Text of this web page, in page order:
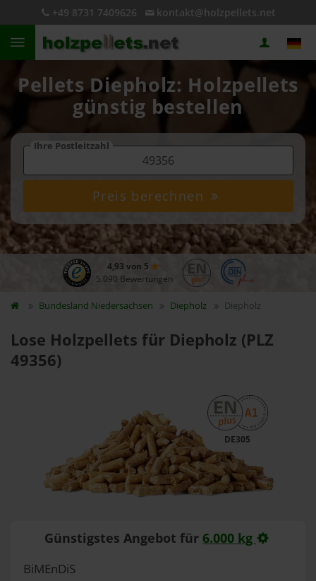
+49 8731 7409626 kontakt@holzpellets.net
Pellets Diepholz: Holzpellets
günstig bestellen
Ihre Postleitzahl
Preis berechnen
4,93 von 5
5.090 Bewertungen
Bundesland Niedersachsen Diepholz Diepholz
Lose Holzpellets für Diepholz (PLZ
49356)
DE305
Günstigstes Angebot für 6.000 kg
BiMEnDiS